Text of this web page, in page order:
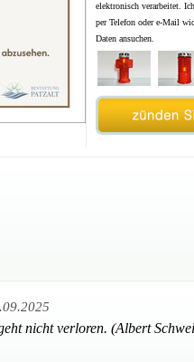
elektronisch verarbeitet.
per Telefon oder e-Mail
Daten ansuchen.
nicht verloren. (Albert